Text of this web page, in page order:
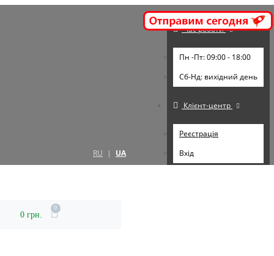
RU | UA
Час роботи
Пн -Пт: 09:00 - 18:00
Cб-Нд: вихідний день
Клієнт-центр
Реєстрація
Вхід
0 грн.
0